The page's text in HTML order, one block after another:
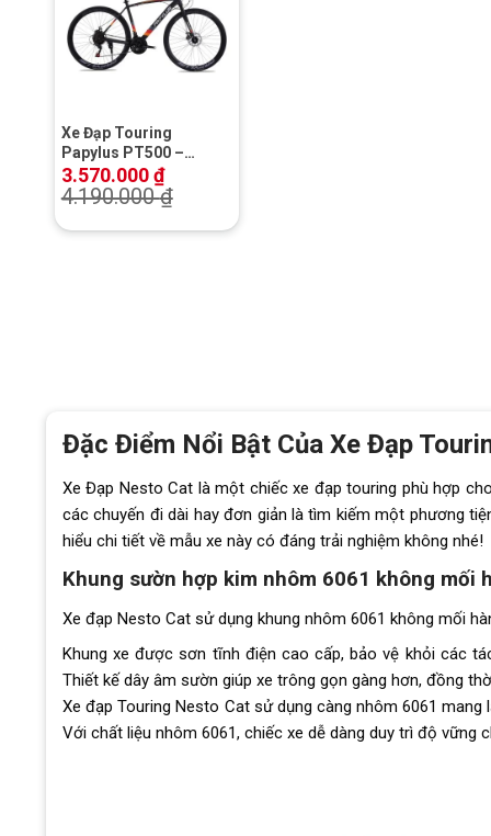
+
Xe Đạp Touring
Papylus PT500 –
Phanh Đĩa
3.570.000₫
4.190.000₫
Đặc Điểm Nổi Bật Của Xe Đạp
Xe Đạp Nesto Cat là một chiếc xe đạp touring phù hợp
các chuyến đi dài hay đơn giản là tìm kiếm một phương
hiểu chi tiết về mẫu xe này có đáng trải nghiệm không nhé!
Khung sườn hợp kim nhôm 6061 không mối
Xe đạp Nesto Cat sử dụng khung nhôm 6061 không mối
Khung xe được sơn tĩnh điện cao cấp, bảo vệ khỏi các
Thiết kế dây âm sườn giúp xe trông gọn gàng hơn, đồng
Xe đạp Touring Nesto Cat sử dụng càng nhôm 6061
Với chất liệu nhôm 6061, chiếc xe dễ dàng duy trì độ vững